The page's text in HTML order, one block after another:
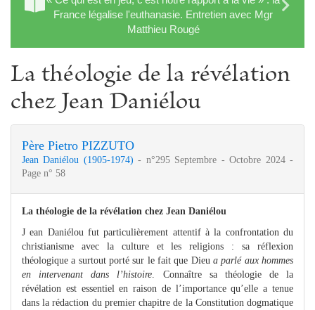
France légalise l'euthanasie. Entretien avec Mgr
Matthieu Rougé
La théologie de la révélation
chez Jean Daniélou
Père Pietro PIZZUTO
Jean Daniélou (1905-1974)- n°295 Septembre - Octobre 2024 -
Page n° 58
La théologie de la révélation chez Jean Daniélou
J ean Daniélou fut particulièrement attentif à la confrontation du
christianisme avec la culture et les religions : sa réflexion
théologique a surtout porté sur le fait que Dieu a parlé aux hommes
en intervenant dans l’histoire . Connaître sa théologie de la
révélation est essentiel en raison de l’importance qu’elle a tenue
dans la rédaction du premier chapitre de la Constitution dogmatique